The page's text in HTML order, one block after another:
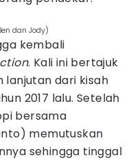
dan Jody)
kembali
. Kali ini bertajuk
dari kisah
2017 lalu. Setelah
bersama
memutuskan
sehingga tinggal